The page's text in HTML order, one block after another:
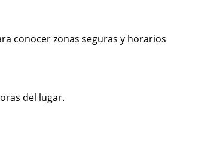
conocer zonas seguras y horarios
del lugar.